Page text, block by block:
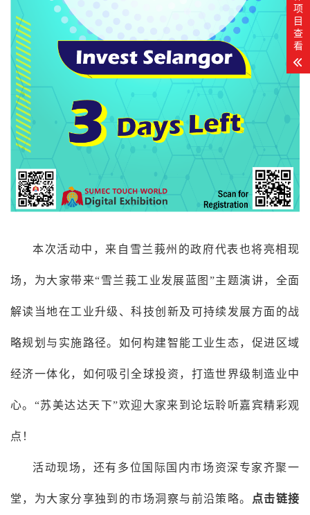
本次活动中，来自雪兰莪州的政府代表也将亮相现
场，为大家带来“雪兰莪工业发展蓝图”主题演讲，全面
解读当地在工业升级、科技创新及可持续发展方面的战
略规划与实施路径。如何构建智能工业生态，促进区域
经济一体化，如何吸引全球投资，打造世界级制造业中
心。“苏美达达天下”欢迎大家来到论坛聆听嘉宾精彩观
点！
活动现场，还有多位国际国内市场资深专家齐聚一
堂，为大家分享独到的市场洞察与前沿策略。 点击链接
项
目
查
看